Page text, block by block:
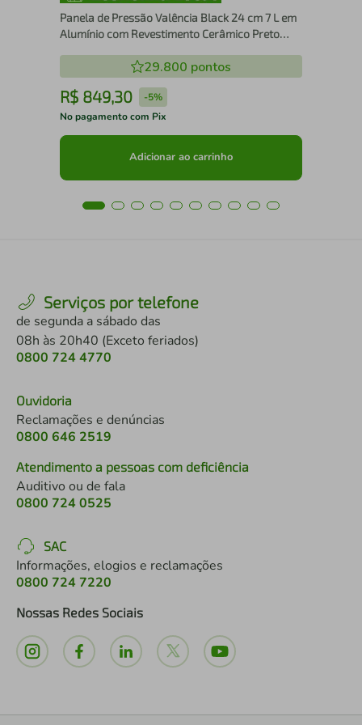
Panela de Pressão Valência Black 24 cm 7 L em
Alumínio com Revestimento Cerâmico Preto
29.800 pontos
R$ 849,30 -5%
No pagamento com Pix
Adicionar ao carrinho
Serviços por telefone
de segunda a sábado das
08h às 20h40 (Exceto feriados)
0800 724 4770
Ouvidoria
Reclamações e denúncias
0800 646 2519
Atendimento a pessoas com deficiência
Auditivo ou de fala
0800 724 0525
SAC
Informações, elogios e reclamações
0800 724 7220
Nossas Redes Sociais